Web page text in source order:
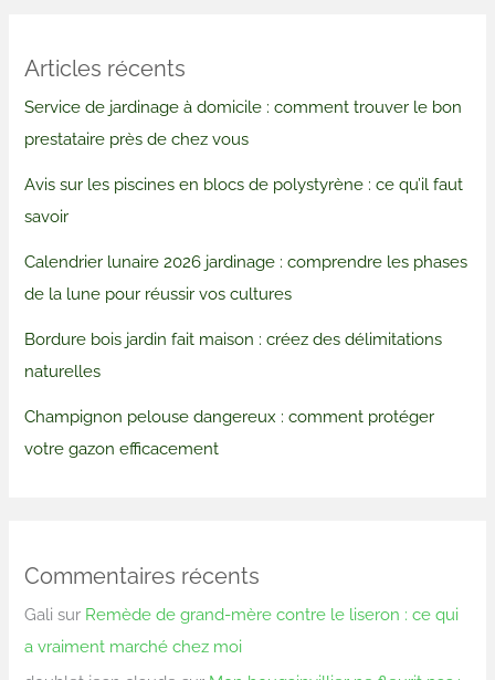
Articles récents
Service de jardinage à domicile : comment trouver le bon
prestataire près de chez vous
Avis sur les piscines en blocs de polystyrène : ce qu’il faut
savoir
Calendrier lunaire 2026 jardinage : comprendre les phases
de la lune pour réussir vos cultures
Bordure bois jardin fait maison : créez des délimitations
naturelles
Champignon pelouse dangereux : comment protéger
votre gazon efficacement
Commentaires récents
Gali sur Remède de grand-mère contre le liseron : ce qui
a vraiment marché chez moi